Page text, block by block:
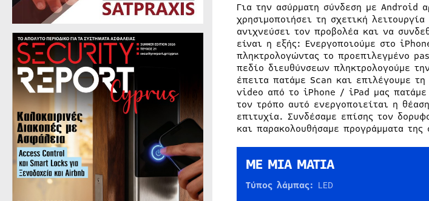
Για την ασύρματη σύνδεση με Android
χρησιμοποιήσει τη σχετική
ανιχνεύσει τον προβολέα και να
είναι η εξής: Ενεργοποιούμε στο
πληκτρολογώντας το προεπιλεγμένο
πεδίο διευθύνσεων πληκτρολογούμε
έπειτα πατάμε Scan και επιλέγουμε
video από το iPhone / iPad μας
τον τρόπο αυτό ενεργοποιείται η
επιτυχία. Συνδέσαμε επίσης τον
και παρακολουθήσαμε προγράμματα
ΜΕ ΜΙΑ ΜΑΤΙΑ
Τύπος λάμπας: LED